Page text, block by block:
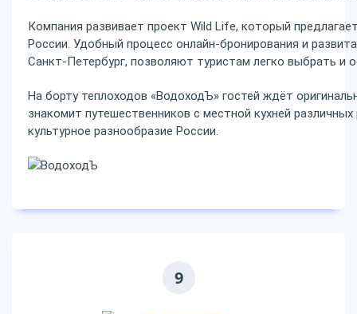
Компания развивает проект Wild Life, который
России. Удобный процесс онлайн-бронирования и
Санкт-Петербург, позволяют туристам легко выбрать и
На борту теплоходов «ВодоходЪ» гостей ждёт
знакомит путешественников с местной кухней
культурное разнообразие России.
9